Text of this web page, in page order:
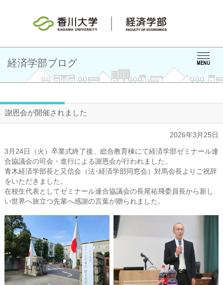
MENU
経済学部ブログ
謝恩会が開催されました
2026年3月25日
3月24日（火）卒業式終了後、総合教育棟にて経済学部ゼミナール連
合協議会の司会・進行による謝恩会が行われました。
青木経済学部長と又信会（法･経済学部同窓会）対馬会長よりご祝辞
をいただきました。
在校生代表としてゼミナール連合協議会の長尾祐飛委員長から新し
い世界へ旅立つ先輩へ感謝の言葉が贈られました。